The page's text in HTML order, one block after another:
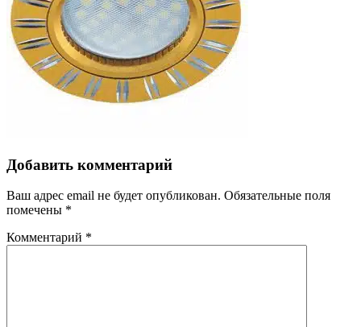
Добавить комментарий
Ваш адрес email не будет опубликован. Обязательные поля
помечены *
Комментарий *